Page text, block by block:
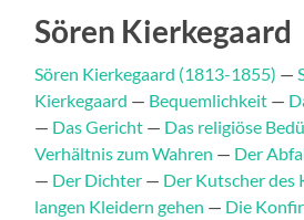
Sören Kierkegaard
Sören Kierkegaard (1813-1855) —
Kierkegaard — Bequemlichkeit —
— Das Gericht — Das religiöse
Verhältnis zum Wahren — Der
— Der Dichter — Der Kutscher des
langen Kleidern gehen — Die